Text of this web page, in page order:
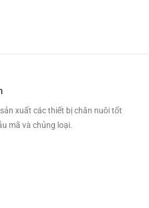
xuất các thiết bị chăn nuôi tốt
mã và chủng loại.